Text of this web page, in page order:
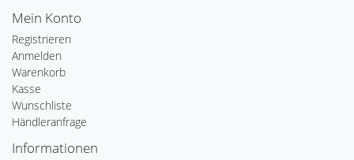
Mein Konto
Registrieren
Anmelden
Warenkorb
Kasse
Wunschliste
Händleranfrage
Informationen